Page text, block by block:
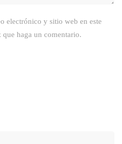
electrónico y sitio web en este
haga un comentario.